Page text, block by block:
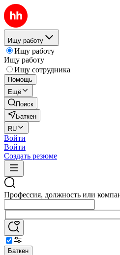
Ищу работу
Ищу работу
Ищу работу
Ищу сотрудника
Помощь
Ещё
Поиск
Баткен
RU
Войти
Войти
Создать резюме
Профессия, должность или
Баткен